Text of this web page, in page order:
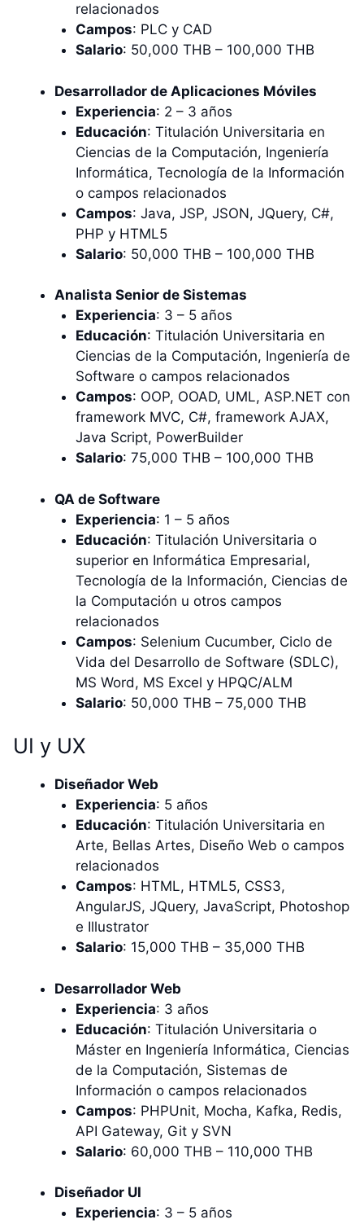
relacionados
Campos: PLC y CAD
Salario: 50,000 THB – 100,000 THB
Desarrollador de Aplicaciones Móviles
Experiencia: 2 – 3 años
Educación: Titulación Universitaria en
Ciencias de la Computación, Ingeniería
Informática, Tecnología de la Información
o campos relacionados
Campos: Java, JSP, JSON, JQuery, C#,
PHP y HTML5
Salario: 50,000 THB – 100,000 THB
Analista Senior de Sistemas
Experiencia: 3 – 5 años
Educación: Titulación Universitaria en
Ciencias de la Computación, Ingeniería de
Software o campos relacionados
Campos: OOP, OOAD, UML, ASP.NET con
framework MVC, C#, framework AJAX,
Java Script, PowerBuilder
Salario: 75,000 THB – 100,000 THB
QA de Software
Experiencia: 1 – 5 años
Educación: Titulación Universitaria o
superior en Informática Empresarial,
Tecnología de la Información, Ciencias de
la Computación u otros campos
relacionados
Campos: Selenium Cucumber, Ciclo de
Vida del Desarrollo de Software (SDLC),
MS Word, MS Excel y HPQC/ALM
Salario: 50,000 THB – 75,000 THB
UI y UX
Diseñador Web
Experiencia: 5 años
Educación: Titulación Universitaria en
Arte, Bellas Artes, Diseño Web o campos
relacionados
Campos: HTML, HTML5, CSS3,
AngularJS, JQuery, JavaScript, Photoshop
e Illustrator
Salario: 15,000 THB – 35,000 THB
Desarrollador Web
Experiencia: 3 años
Educación: Titulación Universitaria o
Máster en Ingeniería Informática, Ciencias
de la Computación, Sistemas de
Información o campos relacionados
Campos: PHPUnit, Mocha, Kafka, Redis,
API Gateway, Git y SVN
Salario: 60,000 THB – 110,000 THB
Diseñador UI
Experiencia: 3 – 5 años